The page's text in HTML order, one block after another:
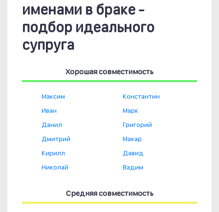
именами в браке -
подбор идеального
супруга
Хорошая совместимость
Максим
Иван
Данил
Дмитрий
Кирилл
Николай
Константин
Марк
Григорий
Макар
Давид
Вадим
Средняя совместимость